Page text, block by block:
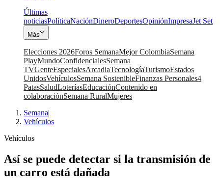
Últimas
noticiasPolíticaNaciónDineroDeportesOpiniónImpresaJet Set
Más
Elecciones 2026Foros SemanaMejor ColombiaSemana
PlayMundoConfidencialesSemana
TVGenteEspecialesArcadiaTecnologíaTurismoEstados
UnidosVehículosSemana SostenibleFinanzas Personales4
PatasSaludLoteríasEducaciónContenido en
colaboraciónSemana RuralMujeres
Semana|
Vehículos
Vehículos
Así se puede detectar si la transmisión de
un carro está dañada